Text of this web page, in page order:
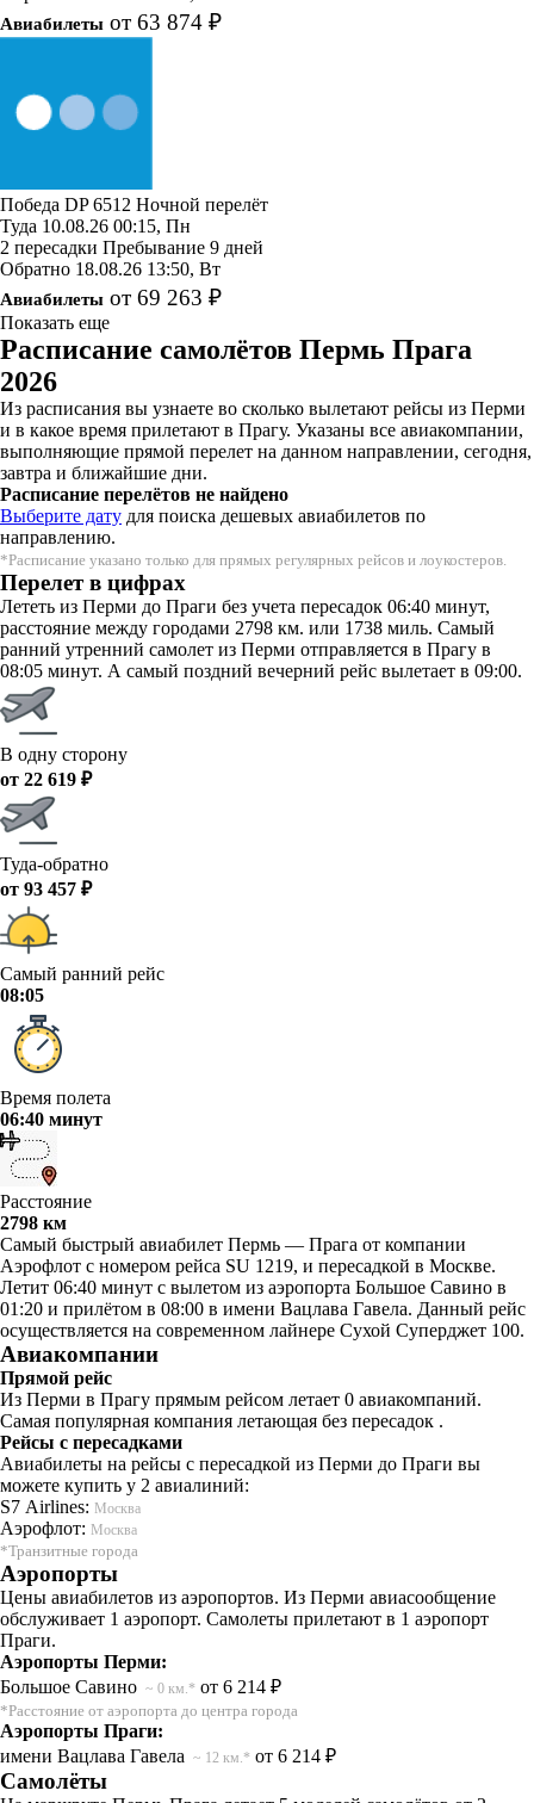
Авиабилеты от 63 874 ₽
Победа DP 6512 Ночной перелёт
Туда 10.08.26 00:15, Пн
2 пересадки Пребывание 9 дней
Обратно 18.08.26 13:50, Вт
Авиабилеты от 69 263 ₽
Показать еще
Расписание самолётов Пермь Прага
2026
Из расписания вы узнаете во сколько вылетают рейсы из Перми
и в какое время прилетают в Прагу. Указаны все авиакомпании,
выполняющие прямой перелет на данном направлении, сегодня,
завтра и ближайшие дни.
Расписание перелётов не найдено
Выберите дату для поиска дешевых авиабилетов по
направлению.
*Расписание указано только для прямых регулярных рейсов и лоукостеров.
Перелет в цифрах
Лететь из Перми до Праги без учета пересадок 06:40 минут,
расстояние между городами 2798 км. или 1738 миль. Самый
ранний утренний самолет из Перми отправляется в Прагу в
08:05 минут. А самый поздний вечерний рейс вылетает в 09:00.
В одну сторону
от 22 619 ₽
Туда-обратно
от 93 457 ₽
Самый ранний рейс
08:05
Время полета
06:40 минут
Расстояние
2798 км
Самый быстрый авиабилет Пермь — Прага от компании
Аэрофлот с номером рейса SU 1219, и пересадкой в Москве.
Летит 06:40 минут с вылетом из аэропорта Большое Савино в
01:20 и прилётом в 08:00 в имени Вацлава Гавела. Данный рейс
осуществляется на современном лайнере Сухой Суперджет 100.
Авиакомпании
Прямой рейс
Из Перми в Прагу прямым рейсом летает 0 авиакомпаний.
Самая популярная компания летающая без пересадок .
Рейсы с пересадками
Авиабилеты на рейсы с пересадкой из Перми до Праги вы
можете купить у 2 авиалиний:
S7 Airlines: Москва
Аэрофлот: Москва
*Транзитные города
Аэропорты
Цены авиабилетов из аэропортов. Из Перми авиасообщение
обслуживает 1 аэропорт. Самолеты прилетают в 1 аэропорт
Праги.
Аэропорты Перми:
Большое Савино ~ 0 км.* от 6 214 ₽
*Расстояние от аэропорта до центра города
Аэропорты Праги:
имени Вацлава Гавела ~ 12 км.* от 6 214 ₽
Самолёты